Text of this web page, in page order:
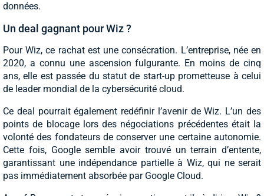
données.
Un deal gagnant pour Wiz ?
Pour Wiz, ce rachat est une consécration. L’entreprise, née en
2020, a connu une ascension fulgurante. En moins de cinq
ans, elle est passée du statut de start-up prometteuse à celui
de leader mondial de la cybersécurité cloud.
Ce deal pourrait également redéfinir l’avenir de Wiz. L’un des
points de blocage lors des négociations précédentes était la
volonté des fondateurs de conserver une certaine autonomie.
Cette fois, Google semble avoir trouvé un terrain d’entente,
garantissant une indépendance partielle à Wiz, qui ne serait
pas immédiatement absorbée par Google Cloud.